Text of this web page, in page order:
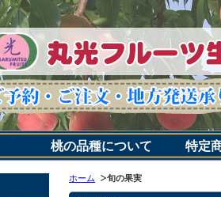
桃の品種について 特定
ホーム 旬の果実